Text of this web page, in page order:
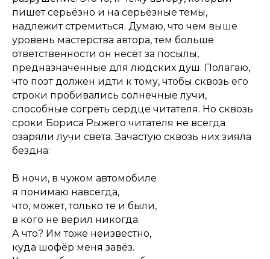
пишет серьёзно и на серьёзные темы,
надлежит стремиться. Думаю, что чем выше
уровень мастерства автора, тем больше
ответственности он несёт за посылы,
предназначенные для людских душ. Полагаю,
что поэт должен идти к тому, чтобы сквозь его
строки пробивались солнечные лучи,
способные согреть сердце читателя. Но сквозь
сроки Бориса Рыжего читателя не всегда
озаряли лучи света. Зачастую сквозь них зияла
бездна:
В ночи, в чужом автомобиле
я понимаю навсегда,
что, может, только те и были,
в кого не верил никогда.
А что? Им тоже неизвестно,
куда шофёр меня завёз.